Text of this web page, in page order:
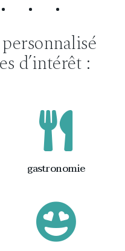
d’intérêt :
gastronomie